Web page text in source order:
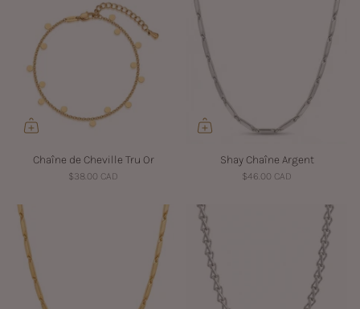
Chaîne de Cheville Tru Or
$38.00 CAD
Shay Chaîne Argent
$46.00 CAD